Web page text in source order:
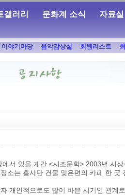
갤러리 문화계 소식 자료실
이야기마당 음악감상실 회원리스트
서 있을 계간 <시조문학> 2003년 시
소는 흥사단 건물 맞은편의 카페 한 곳
개인적으로도 많이 바쁜 시기인 관계